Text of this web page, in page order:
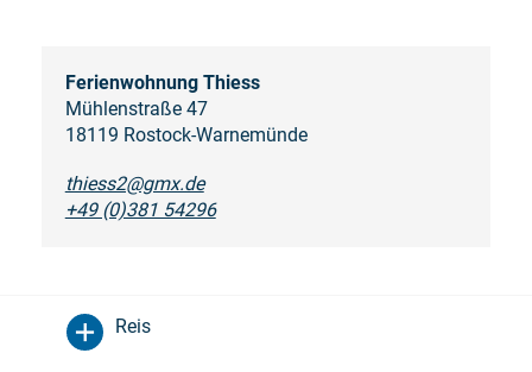
Ferienwohnung Thiess
Mühlenstraße 47
18119 Rostock-Warnemünde
thiess2@gmx.de
+49 (0)381 54296
Reis